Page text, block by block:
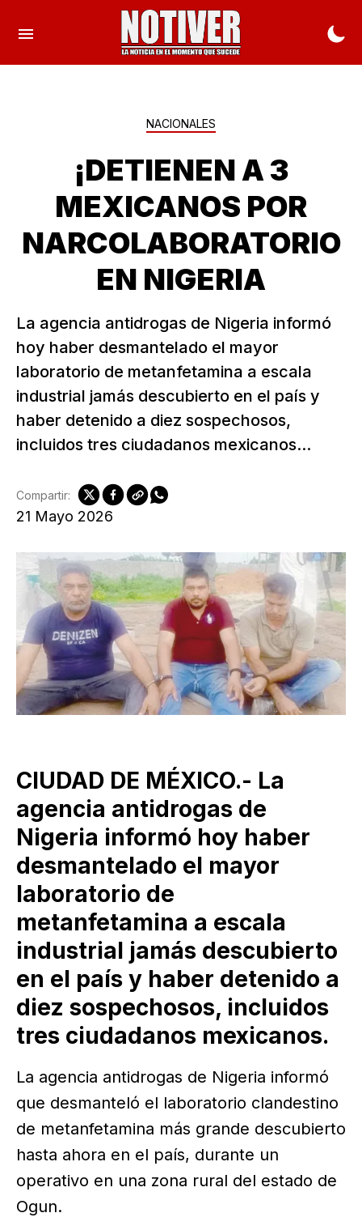
NACIONALES
¡DETIENEN A 3
MEXICANOS POR
NARCOLABORATORIO
EN NIGERIA
La agencia antidrogas de Nigeria informó
hoy haber desmantelado el mayor
laboratorio de metanfetamina a escala
industrial jamás descubierto en el país y
haber detenido a diez sospechosos,
incluidos tres ciudadanos mexicanos...
21 Mayo 2026
Compartir:
CIUDAD DE MÉXICO.- La
agencia antidrogas de
Nigeria informó hoy haber
desmantelado el mayor
laboratorio de
metanfetamina a escala
industrial jamás descubierto
en el país y haber detenido a
diez sospechosos, incluidos
tres ciudadanos mexicanos.
La agencia antidrogas de Nigeria informó
que desmanteló el laboratorio clandestino
de metanfetamina más grande descubierto
hasta ahora en el país, durante un
operativo en una zona rural del estado de
Ogun.